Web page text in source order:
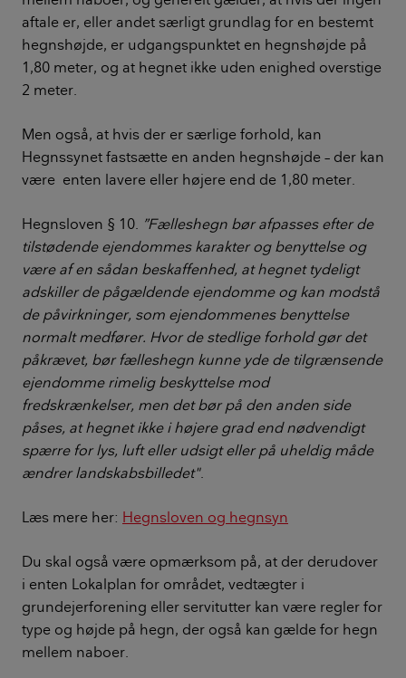
aftale er, eller andet særligt grundlag for en bestemt
hegnshøjde, er udgangspunktet en hegnshøjde på
1,80 meter, og at hegnet ikke uden enighed overstige
2 meter.
Men også, at hvis der er særlige forhold, kan
Hegnssynet fastsætte en anden hegnshøjde – der kan
være enten lavere eller højere end de 1,80 meter.
Hegnsloven § 10. ”Fælleshegn bør afpasses efter de
tilstødende ejendommes karakter og benyttelse og
være af en sådan beskaffenhed, at hegnet tydeligt
adskiller de pågældende ejendomme og kan modstå
de påvirkninger, som ejendommenes benyttelse
normalt medfører. Hvor de stedlige forhold gør det
påkrævet, bør fælleshegn kunne yde de tilgrænsende
ejendomme rimelig beskyttelse mod
fredskrænkelser, men det bør på den anden side
påses, at hegnet ikke i højere grad end nødvendigt
spærre for lys, luft eller udsigt eller på uheldig måde
ændrer landskabsbilledet".
Læs mere her: Hegnsloven og hegnsyn
Du skal også være opmærksom på, at der derudover
i enten Lokalplan for området, vedtægter i
grundejerforening eller servitutter kan være regler for
type og højde på hegn, der også kan gælde for hegn
mellem naboer.